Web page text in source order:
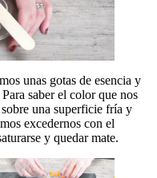
unas gotas de esencia y
saber el color que nos
una superficie fría y
excedernos con el
y quedar mate.